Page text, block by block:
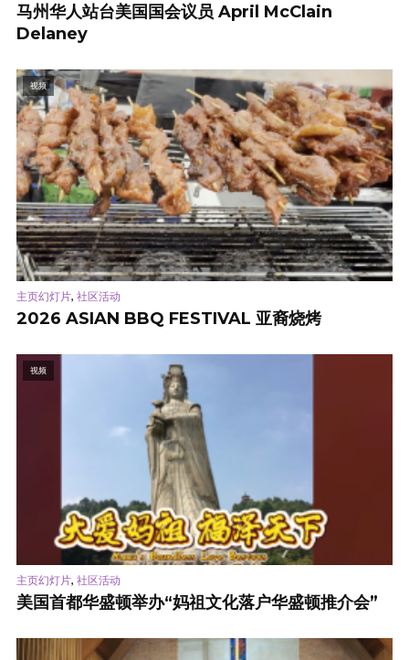
马州华人站台美国国会议员 April McClain
Delaney
视频
主页幻灯片, 社区活动
2026 ASIAN BBQ FESTIVAL 亚裔烧烤
视频
主页幻灯片, 社区活动
美国首都华盛顿举办“妈祖文化落户华盛顿推介会”